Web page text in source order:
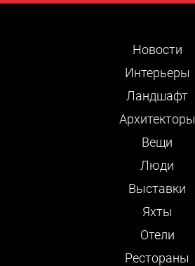
Новости
Интерьеры
Ландшафт
Архитекторы
Вещи
Люди
Выставки
Яхты
Отели
Рестораны